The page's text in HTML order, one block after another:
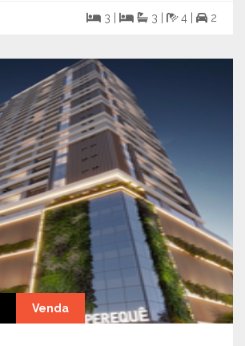
3 | 3 | 4 | 2
Venda